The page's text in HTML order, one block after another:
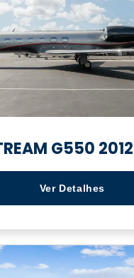
G550 2012
Ver Detalhes